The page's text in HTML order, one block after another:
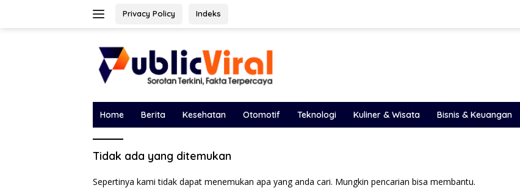
Privacy Policy Indeks
Home Berita Kesehatan Otomotif Teknologi Kuliner & Wisata Bisnis & Keuangan
Tidak ada yang ditemukan
Sepertinya kami tidak dapat menemukan apa yang anda cari. Mungkin pencarian bisa membantu.